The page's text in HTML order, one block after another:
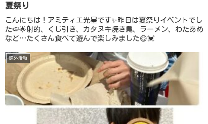
夏祭り
こんにちは！アミティエ光星です✨昨日は夏祭りイベントでし
た🍉🌟射的、くじ引き、カタヌキ焼き鳥、ラーメン、わたあめ
など…たくさん食べて遊んで楽しみました😋💓
課外活動